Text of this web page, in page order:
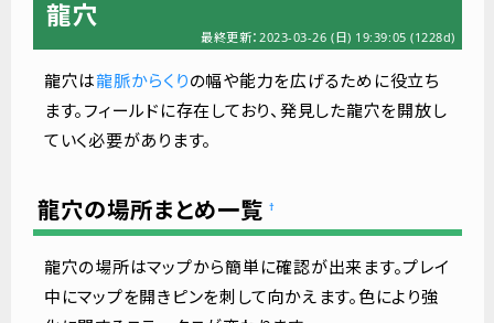
龍穴
最終更新：2023-03-26 (日) 19:39:05 (1228d)
龍穴は龍脈からくりの幅や能力を広げるために役立ち
ます。フィールドに存在しており、発見した龍穴を開放し
ていく必要があります。
龍穴の場所まとめ一覧 †
龍穴の場所はマップから簡単に確認が出来ます。プレイ
中にマップを開きピンを刺して向かえます。色により強